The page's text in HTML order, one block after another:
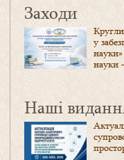
Заходи
у
науки
Наші